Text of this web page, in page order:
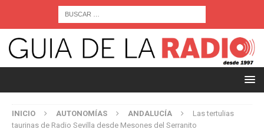
INICIO AUTONOMÍAS ANDALUCÍA
Las tertulias
taurinas de Radio Sevilla desde Mesones del Serranito